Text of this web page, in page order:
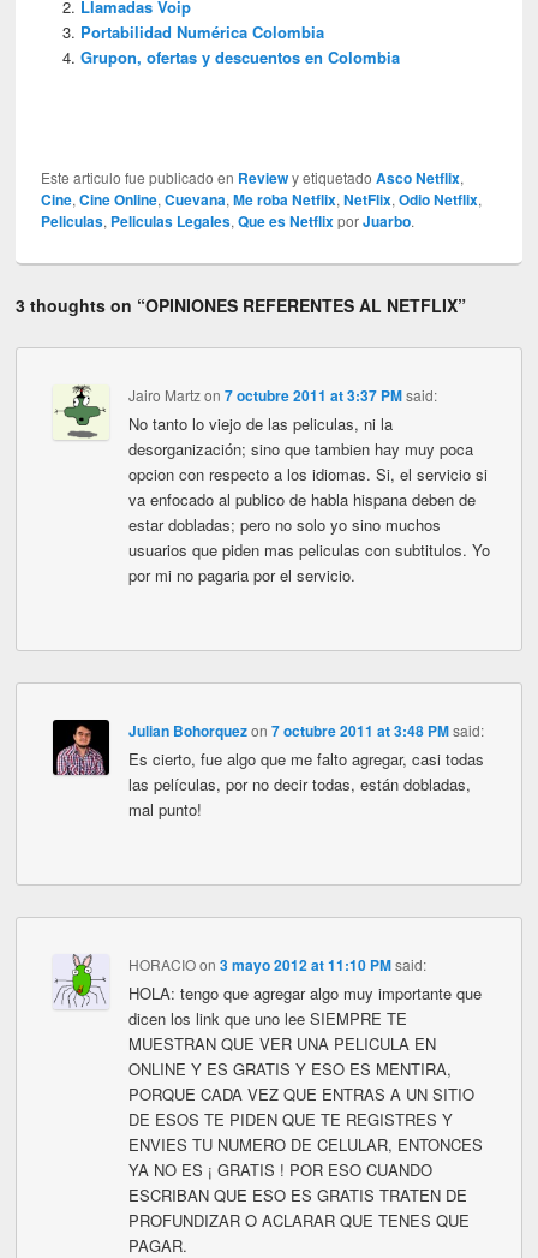
Llamadas Voip
Portabilidad Numérica Colombia
Grupon, ofertas y descuentos en Colombia
Este articulo fue publicado en Reviewy etiquetadoAsco Netflix,
Cine,Cine Online,Cuevana,Me roba Netflix,NetFlix,Odio Netflix,
Peliculas, Peliculas Legales,Que es NetflixporJuarbo.
3 thoughts on “OPINIONES REFERENTES AL NETFLIX”
Jairo Martzon 7 octubre 2011 at 3:37 PM said:
No tanto lo viejo de las peliculas, ni la
desorganización; sino que tambien hay muy poca
opcion con respecto a los idiomas. Si, el servicio si
va enfocado al publico de habla hispana deben de
estar dobladas; pero no solo yo sino muchos
usuarios que piden mas peliculas con subtitulos. Yo
por mi no pagaria por el servicio.
Julian Bohorquezon 7 octubre 2011 at 3:48 PM said:
Es cierto, fue algo que me falto agregar, casi todas
las películas, por no decir todas, están dobladas,
mal punto!
HORACIOon 3 mayo 2012 at 11:10 PM said:
HOLA: tengo que agregar algo muy importante que
dicen los link que uno lee SIEMPRE TE
MUESTRAN QUE VER UNA PELICULA EN
ONLINE Y ES GRATIS Y ESO ES MENTIRA,
PORQUE CADA VEZ QUE ENTRAS A UN SITIO
DE ESOS TE PIDEN QUE TE REGISTRES Y
ENVIES TU NUMERO DE CELULAR, ENTONCES
YA NO ES ¡ GRATIS ! POR ESO CUANDO
ESCRIBAN QUE ESO ES GRATIS TRATEN DE
PROFUNDIZAR O ACLARAR QUE TENES QUE
PAGAR.